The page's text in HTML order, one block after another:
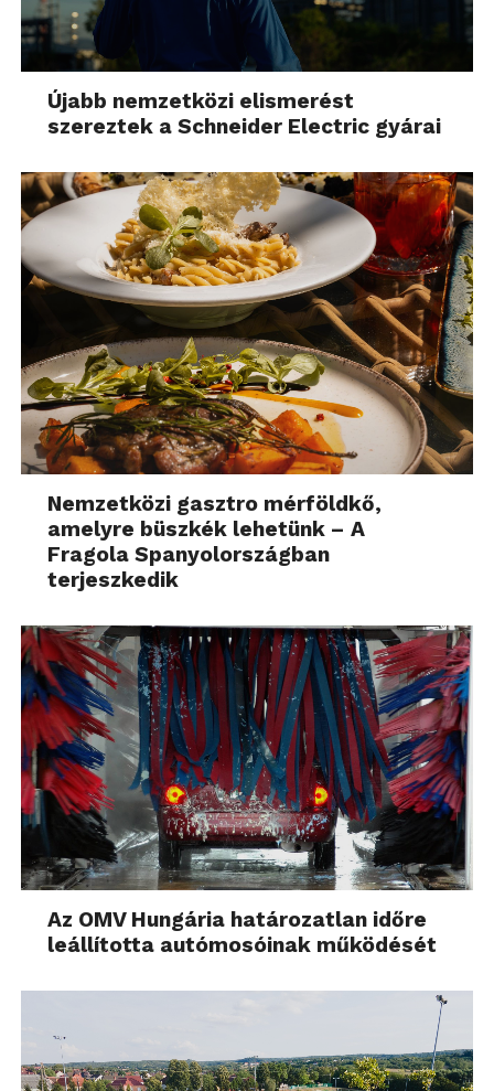
Újabb nemzetközi elismerést
szereztek a Schneider Electric gyárai
Nemzetközi gasztro mérföldkő,
amelyre büszkék lehetünk – A
Fragola Spanyolországban
terjeszkedik
Az OMV Hungária határozatlan időre
leállította autómosóinak működését